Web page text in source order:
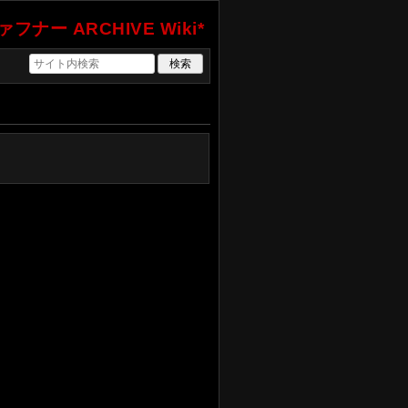
フナー ARCHIVE Wiki*